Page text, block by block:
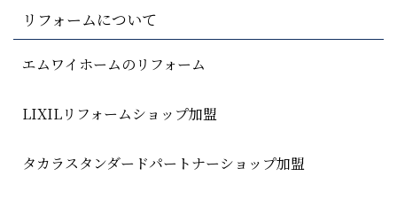
リフォームについて
エムワイホームのリフォーム
LIXILリフォームショップ加盟
タカラスタンダードパートナーショップ加盟